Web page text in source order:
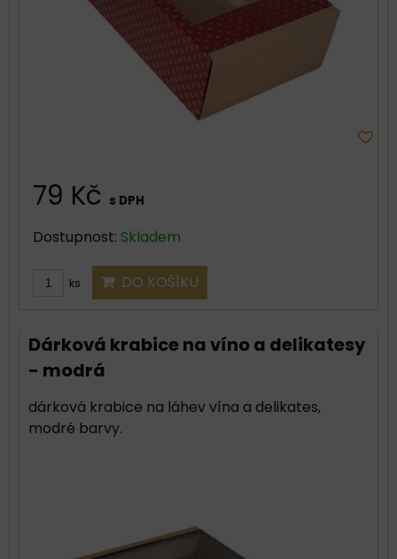
79 Kč s DPH
Dostupnost: Skladem
ks DO KOŠÍKU
Dárková krabice na víno a delikatesy
- modrá
dárková krabice na láhev vína a delikates,
modré barvy.